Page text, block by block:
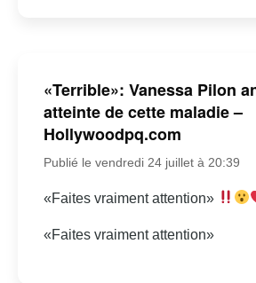
«Terrible»: Vanessa Pilon
atteinte de cette maladie –
Hollywoodpq.com
Publié le vendredi 24 juillet à 20:39
«Faites vraiment attention»
«Faites vraiment attention»